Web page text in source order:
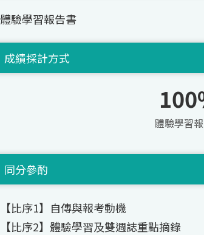
體驗學習報告書
成績採計方式
體驗學習
同分參酌
【比序1】自傳與報考動機
【比序2】體驗學習及雙週誌重點摘錄